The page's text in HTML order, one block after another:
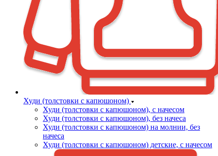
Худи (толстовки с капюшоном)
Худи (толстовки c капюшоном), с начесом
Худи (толстовки c капюшоном), без начеса
Худи (толстовки с капюшоном) на молнии, без
начеса
Худи (толстовки c капюшоном) детские, с начесом